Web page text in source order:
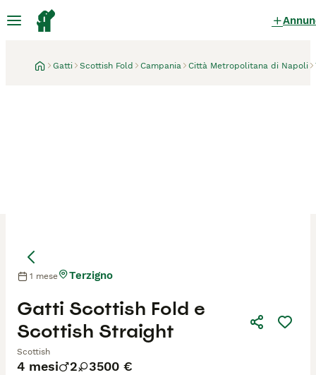
Gatti Scottish Fold Campania Città Metropolitana di Napoli
4 mesi 2 3500 €
Gatti Scottish Fold e
Scottish Straight
Scottish
1 mese Terzigno